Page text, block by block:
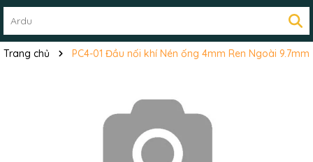
Trang chủ PC4-01 Đầu nối khí Nén ống 4mm Ren Ngoài 9.7mm